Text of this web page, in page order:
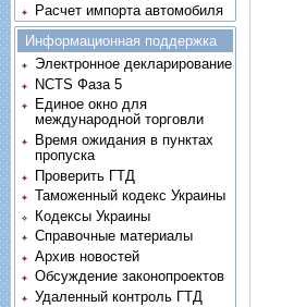
Расчет импорта автомобиля
Информационная поддержка
Электронное декларирование
NCTS Фаза 5
Единое окно для
международной торговли
Время ожидания в пунктах
пропуска
Проверить ГТД
Таможенный кодекс Украины
Кодексы Украины
Справочные материалы
Архив новостей
Обсуждение законопроектов
Удаленный контроль ГТД